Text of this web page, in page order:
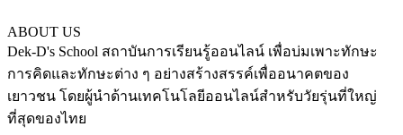
ABOUT US
Dek-D's School สถาบันการเรียนรู้ออนไลน์ เพื่อบ่มเพาะทักษะ
การคิดและทักษะต่าง ๆ อย่างสร้างสรรค์เพื่ออนาคตของ
เยาวชน โดยผู้นำด้านเทคโนโลยีออนไลน์สำหรับวัยรุ่นที่ใหญ่
ที่สุดของไทย